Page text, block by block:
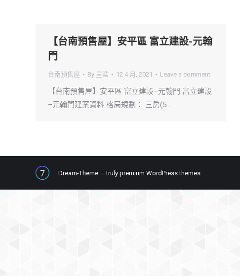
【台南預售屋】安平區 富立建設-元翰
門
台南預售屋 By 里歐 12 4 月, 2021 Leave a comment
【台南預售屋】安平區 富立建設–元翰門 富立建設
–元翰門建案資料 格局規劃： 三房(5…
Dream-Theme — truly premium WordPress themes